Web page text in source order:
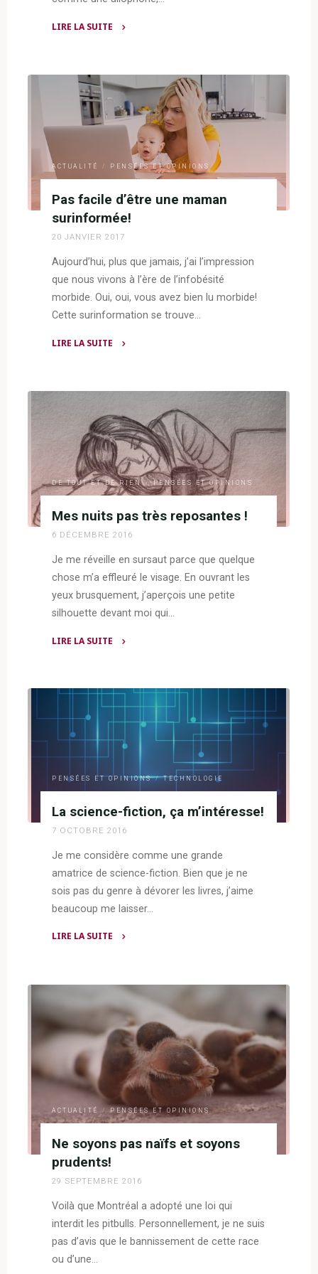
LIRE LA SUITE
tout"
ACTUALITÉ / PENSÉES ET OPINIONS
Pas facile d’être une maman
surinformée!
20 JANVIER 2017
Aujourd’hui, plus que jamais, j’ai l’impression
que nous vivons à l’ère de l’infobésité
morbide. Oui, oui, vous avez bien lu morbide!
Cette surinformation se trouve…
LIRE LA SUITE
d’être
surinformée!"
DE TOUT ET DE RIEN / PENSÉES ET OPINIONS
Mes nuits pas très reposantes !
6 DÉCEMBRE 2016
Je me réveille en sursaut parce que quelque
chose m’a effleuré le visage. En ouvrant les
yeux brusquement, j’aperçois une petite
silhouette devant moi qui…
LIRE LA SUITE
pas
PENSÉES ET OPINIONS / TECHNOLOGIE
La science-fiction, ça m’intéresse!
7 OCTOBRE 2016
Je me considère comme une grande
amatrice de science-fiction. Bien que je ne
sois pas du genre à dévorer les livres, j’aime
beaucoup me laisser…
LIRE LA SUITE
fiction,
ça
m’intéresse!"
ACTUALITÉ / PENSÉES ET OPINIONS
Ne soyons pas naïfs et soyons
prudents!
29 SEPTEMBRE 2016
Voilà que Montréal a adopté une loi qui
interdit les pitbulls. Personnellement, je ne suis
pas d’avis que le bannissement de cette race
ou d’une…